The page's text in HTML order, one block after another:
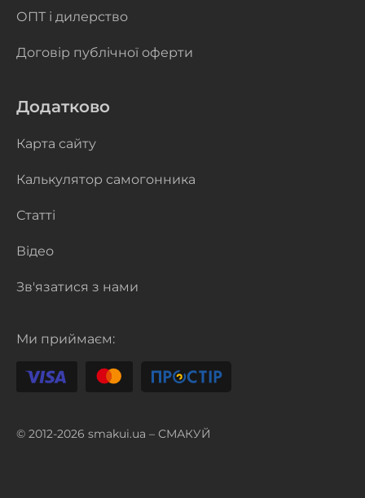
ОПТ і дилерство
Договір публічної оферти
Додатково
Карта сайту
Калькулятор самогонника
Статті
Відео
Зв'язатися з нами
Ми приймаєм:
© 2012-2026 smakui.ua – СМАКУЙ